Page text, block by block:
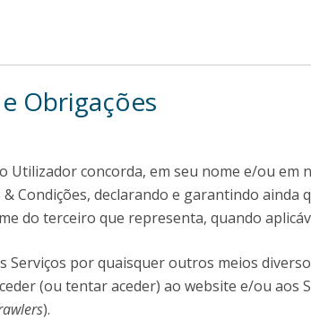
Obrigações
concorda, em seu nome e/ou em
Condições, declarando e garantindo ainda
do terceiro que representa, quando
Serviços por quaisquer outros meios
(ou tentar aceder) ao website e/ou aos
).